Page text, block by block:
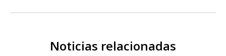
Noticias relacionadas